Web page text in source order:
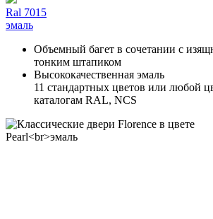
Ral 7015
эмаль
Объемный багет в сочетании с
тонким штапиком
Высококачественная эмаль
11 стандартных цветов или любой
каталогам RAL, NCS